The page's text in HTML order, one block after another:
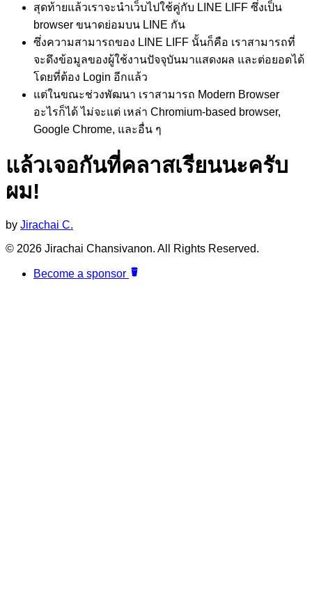
สุดท้ายแล้วเราจะนำเว็บไปใช้คู่กับ LINE LIFF ซึ่งเป็น
browser ขนาดย่อมบน LINE กัน
ซึ่งความสามารถของ LINE LIFF นั้นก็คือ เราสามารถที่
จะดึงข้อมูลของผู้ใช้งานปัจจุบันมาแสดงผล และต่อยอดได้
โดยที่ต้อง Login อีกแล้ว
แต่ในขณะช่วงพัฒนา เราสามารถ Modern Browser
อะไรก็ได้ ไม่จะแต่ เหล่า Chromium-based browser,
Google Chrome, และอื่น ๆ
แล้วเจอกันที่คลาสเรียนนะครับ
ผม!
by Jirachai C.
© 2026 Jirachai Chansivanon. All Rights Reserved.
Become a sponsor